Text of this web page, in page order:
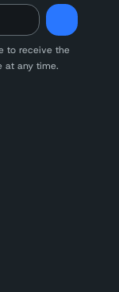
to receive the
at any time.